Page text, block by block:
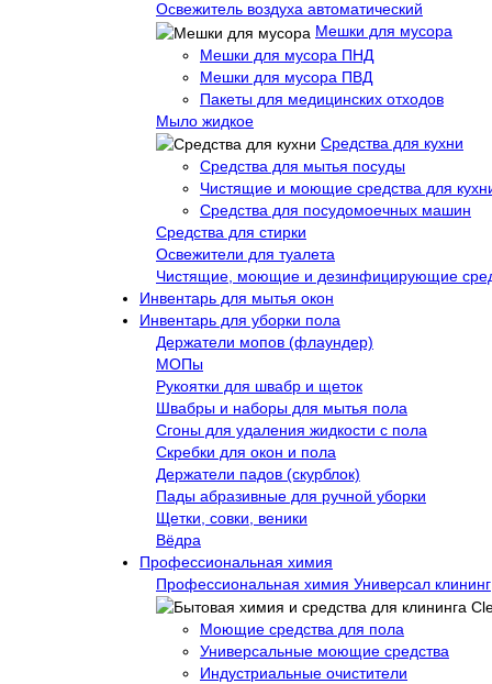
Освежитель воздуха автоматический
Мешки для мусора
Мешки для мусора ПНД
Мешки для мусора ПВД
Пакеты для медицинских отходов
Мыло жидкое
Средства для кухни
Средства для мытья посуды
Чистящие и моющие средства для
Средства для посудомоечных машин
Средства для стирки
Освежители для туалета
Чистящие, моющие и дезинфицирующие
Инвентарь для мытья окон
Инвентарь для уборки пола
Держатели мопов (флаундер)
МОПы
Рукоятки для швабр и щеток
Швабры и наборы для мытья пола
Сгоны для удаления жидкости с пола
Скребки для окон и пола
Держатели падов (скурблок)
Пады абразивные для ручной уборки
Щетки, совки, веники
Вёдра
Профессиональная химия
Профессиональная химия Универсал клининг
Моющие средства для пола
Универсальные моющие средства
Индустриальные очистители